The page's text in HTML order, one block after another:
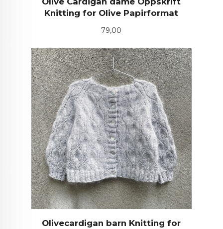
Knitting for Olive Papirformat
Pris
79,00
Olivecardigan barn Knitting for